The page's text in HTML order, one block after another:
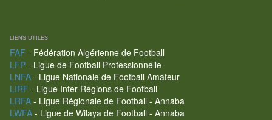
LIENS UTILES
FAF - Fédération Algérienne de Football
LFP- Ligue de Football Professionnelle
LNFA- Ligue Nationale de Football Amateur
LIRF - Ligue Inter-Régions de Football
LRFA- Ligue Régionale de Football - Annaba
LWFA- Ligue de Wilaya de Football - Annaba